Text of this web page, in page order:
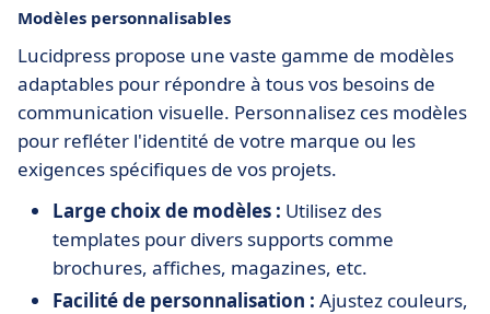
Modèles personnalisables
Lucidpress propose une vaste gamme de modèles
adaptables pour répondre à tous vos besoins de
communication visuelle. Personnalisez ces modèles
pour refléter l'identité de votre marque ou les
exigences spécifiques de vos projets.
Large choix de modèles : Utilisez des
templates pour divers supports comme
brochures, affiches, magazines, etc.
Facilité de personnalisation : Ajustez couleurs,